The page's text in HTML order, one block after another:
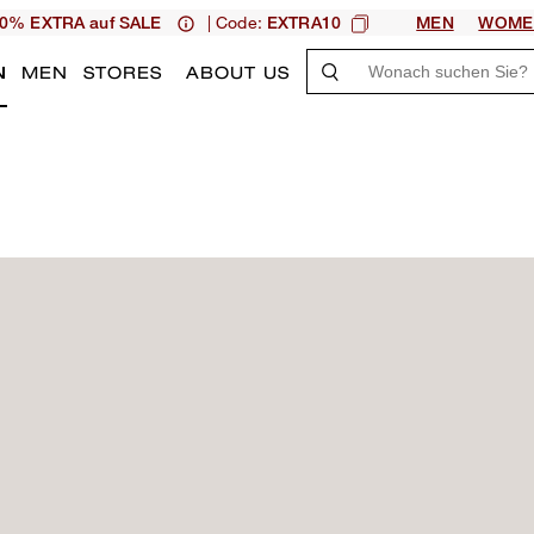
EXTRA auf SALE | Code: EXTRA10 MEN
MEN STORES ABOUT US